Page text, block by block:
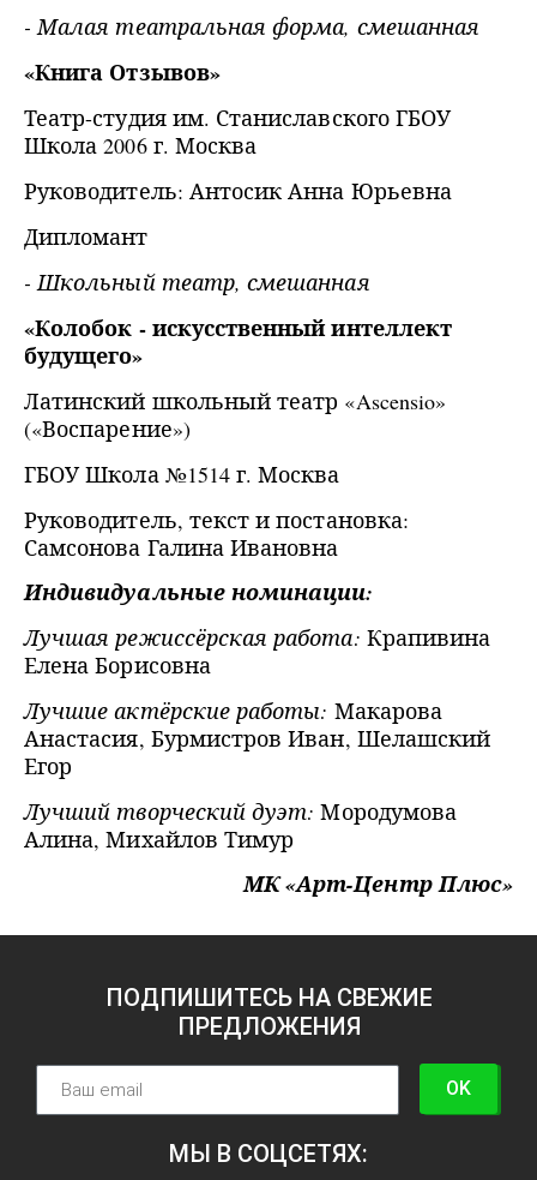
- Малая театральная форма, смешанная
«Книга Отзывов»
Театр-студия им. Станиславского ГБОУ
Школа 2006 г. Москва
Руководитель: Антосик Анна Юрьевна
Дипломант
- Школьный театр, смешанная
«Колобок - искусственный интеллект
будущего»
Латинский школьный театр «Ascensio»
(«Воспарение»)
ГБОУ Школа №1514 г. Москва
Руководитель, текст и постановка:
Самсонова Галина Ивановна
Индивидуальные номинации:
Лучшая режиссёрская работа: Крапивина
Елена Борисовна
Лучшие актёрские работы: Макарова
Анастасия, Бурмистров Иван, Шелашский
Егор
Лучший творческий дуэт: Мородумова
Алина, Михайлов Тимур
МК «Арт-Центр Плюс»
ПОДПИШИТЕСЬ НА СВЕЖИЕ
ПРЕДЛОЖЕНИЯ
OK
МЫ В СОЦСЕТЯХ: